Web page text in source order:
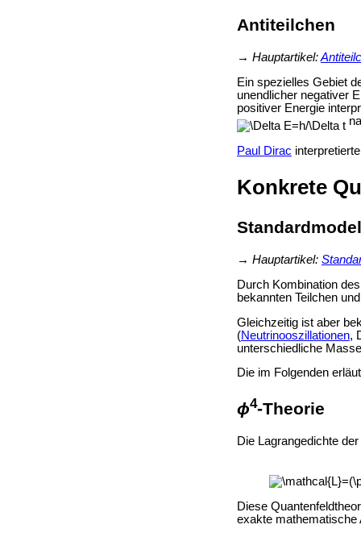
Antiteilchen
→ Hauptartikel:
Ein spezielles Gebiet
unendlicher negativer
positiver Energie
Paul Dirac
Konkrete
→ Hauptartikel:
Durch Kombination
bekannten Teilchen
Gleichzeitig ist aber
(Neutrinooszillationen,
unterschiedliche
Die im Folgenden
ϕ4-Theorie
Die Lagrangedichte der
Diese
exakte mathematische